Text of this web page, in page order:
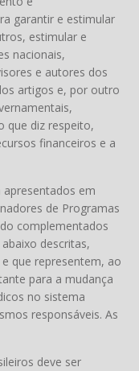
garantir e estimular
estimular e
nacionais,
e autores dos
artigos e, por outro
que diz respeito,
financeiros e a
em
de Programas
complementados
descritas,
que representem, ao
para a mudança
no sistema
responsáveis. As
deve ser